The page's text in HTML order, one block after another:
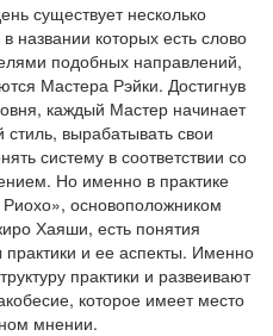
существует несколько
названии которых есть слово
подобных направлений,
Мастера Рэйки. Достигнув
каждый Мастер начинает
вырабатывать свои
систему в соответствии со
Но именно в практике
основоположником
Хаяши, есть понятия
и ее аспекты. Именно
практики и развеивают
которое имеет место
мнении.